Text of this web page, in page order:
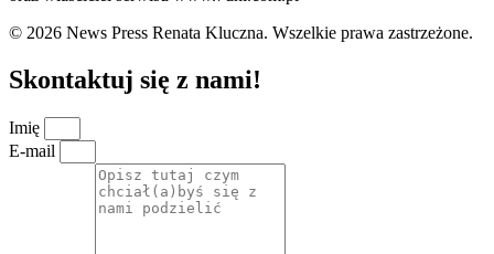
© 2026 News Press Renata Kluczna. Wszelkie prawa zastrzeżone.
Skontaktuj się z nami!
Imię
E-mail